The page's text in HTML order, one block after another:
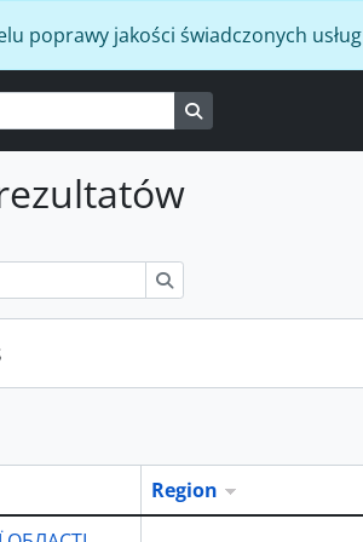
poprawy jakości świadczonych
Region